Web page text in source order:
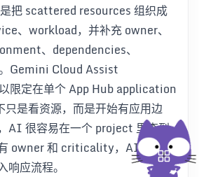
把 scattered resources 组织成
、workload，并补充 owner、
、dependencies、
Gemini Cloud Assist
限定在单个 App Hub application
是看资源，而是开始有应用边
AI 很容易在一个 project 里查到
owner 和 criticality，AI 即使找
应流程。